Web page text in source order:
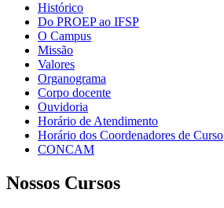
Histórico
Do PROEP ao IFSP
O Campus
Missão
Valores
Organograma
Corpo docente
Ouvidoria
Horário de Atendimento
Horário dos Coordenadores de Curso
CONCAM
Nossos Cursos